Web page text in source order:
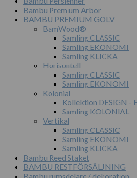
Bambu Premium Arbor
BAMBU PREMIUM GOLV
BamWood®
Samling CLASSIC
Samling EKONOMI
Samling KLICKA
Horisontell
Samling CLASSIC
Samling EKONOMI
Kolonial
Kollektion DESIGN -
Samling KOLONIAL
Vertikal
Samling CLASSIC
Samling EKONOMI
Samling KLICKA
Bambu Reed Staket
BAMBU RESTFÖRSÄLJNING
Bambu rumsdelare / dekoration